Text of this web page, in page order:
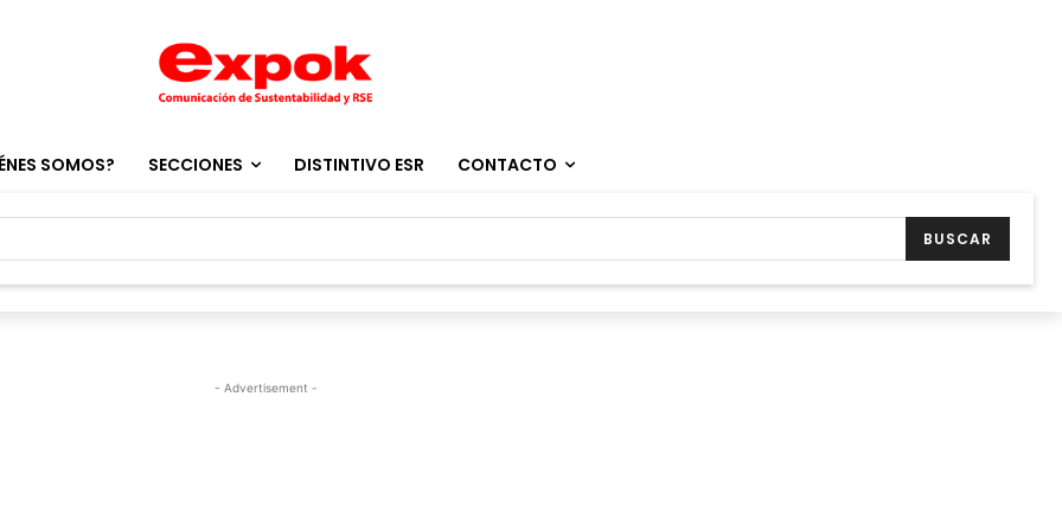
SOMOS? SECCIONES DISTINTIVO ESR CONTACTO
BUSCAR
- Advertisement -